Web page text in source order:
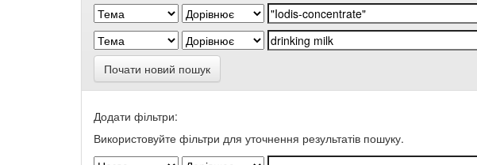
Почати новий пошук
Додати фільтри:
Використовуйте фільтри для уточнення результатів пошуку.